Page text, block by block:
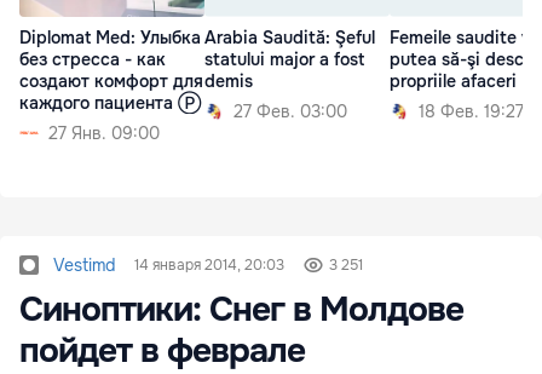
Diplomat Med: Улыбка
без стресса - как
создают комфорт для
каждого пациента Ⓟ
27 Янв. 09:00
Arabia Saudită: Şeful
statului major a fost
demis
27 Фев. 03:00
Femeile saudite
putea să-şi
propriile afaceri
18 Фев. 19:27
Vestimd 14 января 2014, 20:03 3 251
Синоптики: Снег в Молдове
пойдет в феврале